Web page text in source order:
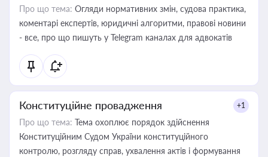
Про що тема: Огляди нормативних змін, судова практика,
коментарі експертів, юридичні алгоритми, правові новини
- все, про що пишуть у Telegram каналах для адвокатів
Конституційне провадження +1
Про що тема: Тема охоплює порядок здійснення
Конституційним Судом України конституційного
контролю, розгляду справ, ухвалення актів і формування